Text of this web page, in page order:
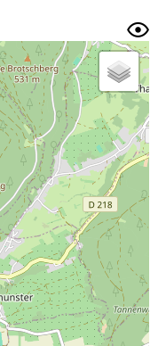
Photos